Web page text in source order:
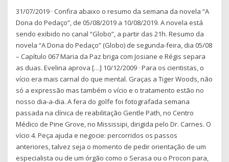
31/07/2019 · Confira abaixo o resumo da semana da novela “A
Dona do Pedaço”, de 05/08/2019 a 10/08/2019. A novela está
sendo exibido no canal “Globo”, a partir das 21h. Resumo da
novela “A Dona do Pedaço” (Globo) de segunda-feira, dia 05/08
– Capítulo 067 Maria da Paz briga com Josiane e Régis separa
as duas. Evelina aprova […] 10/12/2009 · Para os cientistas, o
vício era mais carnal do que mental. Graças a Tiger Woods, não
só a expressão mas também o vício e o tratamento estão no
nosso dia-a-dia. A fera do golfe foi fotografada semana
passada na clínica de reabilitação Gentle Path, no Centro
Médico de Pine Grove, no Mississipi, dirigida pelo Dr. Carnes. O
vício 4. Peça ajuda e negocie: percorridos os passos
anteriores, talvez seja o momento de pedir orientação de um
especialista ou de um órgão como o Serasa ou o Procon para,